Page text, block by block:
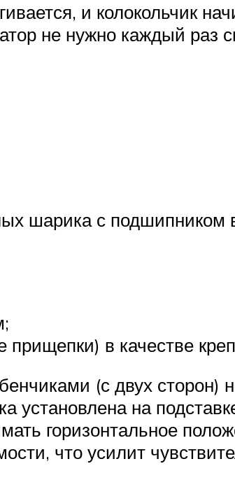
и колокольчик
не нужно каждый
шарика с подшипником
в качестве
(с двух сторон)
установлена на
горизонтальное
что усилит